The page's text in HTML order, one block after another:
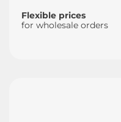
Flexible prices
for wholesale orders